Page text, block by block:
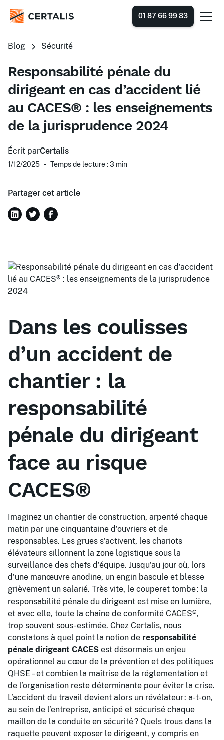
01 87 66 99 83
Blog Sécurité
Responsabilité pénale du
dirigeant en cas d’accident lié
au CACES® : les enseignements
de la jurisprudence 2024
Écrit parCertalis
1/12/2025 • Temps de lecture : 3 min
Partager cet article
Dans les coulisses
d’un accident de
chantier : la
responsabilité
pénale du dirigeant
face au risque
CACES®
Imaginez un chantier de construction, arpenté chaque
matin par une cinquantaine d’ouvriers et de
responsables. Les grues s’activent, les chariots
élévateurs sillonnent la zone logistique sous la
surveillance des chefs d’équipe. Jusqu’au jour où, lors
d’une manœuvre anodine, un engin bascule et blesse
grièvement un salarié. Très vite, le couperet tombe : la
responsabilité pénale du dirigeant est mise en lumière,
et avec elle, toute la chaîne de conformité CACES®,
trop souvent sous-estimée. Chez Certalis, nous
constatons à quel point la notion de responsabilité
pénale dirigeant CACES est désormais un enjeu
opérationnel au cœur de la prévention et des politiques
QHSE – et combien la maîtrise de la réglementation et
de l’organisation reste déterminante pour éviter la crise.
L’accident du travail devient alors un révélateur : a-t-on,
au sein de l’entreprise, anticipé et sécurisé chaque
maillon de la conduite en sécurité ? Quels trous dans la
raquette peuvent exposer le dirigeant, y compris en